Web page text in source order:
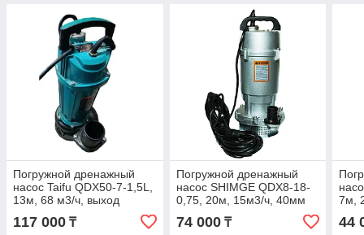
Погружной дренажный
насос Taifu QDX50-7-1,5L,
13м, 68 м3/ч, выход
117 000 ₸
Погружной дренажный
насос SHIMGE QDX8-18-
0,75, 20м, 15м3/ч, 40мм
74 000₸
7м,
44